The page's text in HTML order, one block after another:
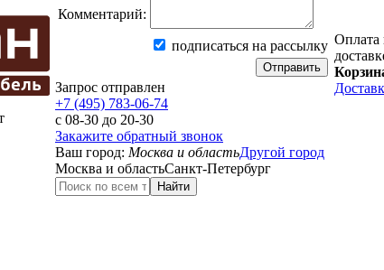
Комментарий:
подписаться на рассылку
Отправить
Запрос отправлен
+7 (495) 783-06-74
с 08-30 до 20-30
Закажите обратный звонок
Ваш город: Москва и областьДругой город
Москва и областьСанкт-Петербург
Найти
Оплата